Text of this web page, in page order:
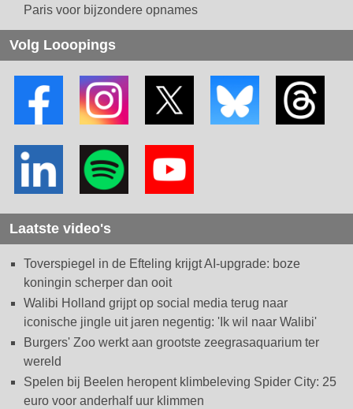
Paris voor bijzondere opnames
Volg Looopings
Laatste video's
Toverspiegel in de Efteling krijgt AI-upgrade: boze
koningin scherper dan ooit
Walibi Holland grijpt op social media terug naar
iconische jingle uit jaren negentig: 'Ik wil naar Walibi'
Burgers' Zoo werkt aan grootste zeegrasaquarium ter
wereld
Spelen bij Beelen heropent klimbeleving Spider City: 25
euro voor anderhalf uur klimmen